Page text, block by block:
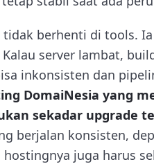
berhenti di tools.
server lambat,
inkonsisten dan
DomaiNesia yang
sekadar upgrade
berjalan konsisten,
juga harus